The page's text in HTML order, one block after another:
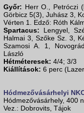
Győr: Herr O., Petróczi
Görbicz 5(3), Juhász 3,
Vérten 1. Edző: Róth
Spartacus: Lengyel,
Halmai 3, Szőke Sz. 3,
Szamosi A. 1,
László
Hétméteresek: 4/4; 3/3
Kiállítások: 6 perc
Hódmezővásárhelyi
Hódmezővásárhely, 400
Vez.: Dobrovits, Tájok